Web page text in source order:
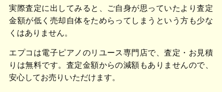
実際査定に出してみると、ご自身が思っていたより査定
金額が低く売却自体をためらってしまうという方も少な
くはありません。
エプコは電子ピアノのリユース専門店で、査定・お見積
りは無料です。査定金額からの減額もありませんので、
安心してお売りいただけます。